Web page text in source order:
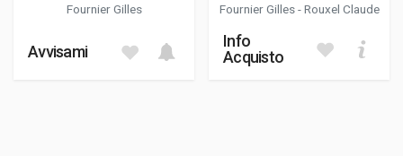
Fournier Gilles
Avvisami
Fournier Gilles-Rouxel Claude
Info
Acquisto